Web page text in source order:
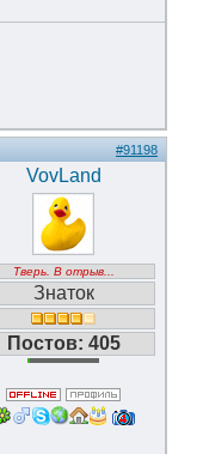
#91198
VovLand
Тверь. В отрыв...
Знаток
Постов: 405